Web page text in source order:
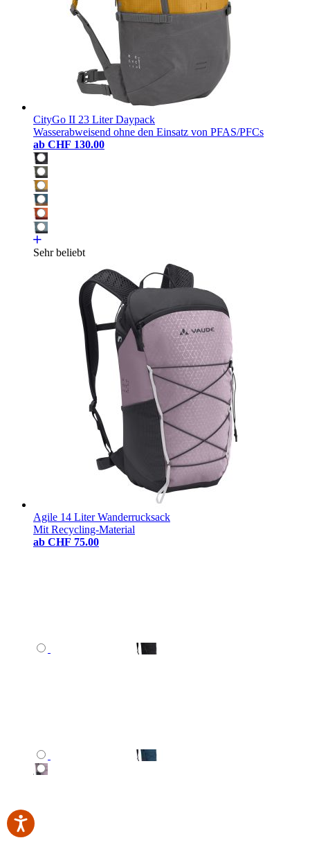
CityGo II 23 Liter Daypack
Wasserabweisend ohne den Einsatz von PFAS/PFCs
ab CHF 130.00
Sehr beliebt
Agile 14 Liter Wanderrucksack
Mit Recycling-Material
ab CHF 75.00